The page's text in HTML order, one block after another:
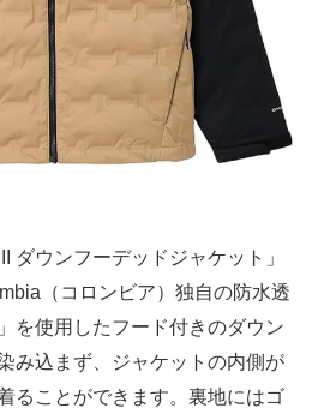
ウンフーデッドジャケット」
（コロンビア）独自の防水透
を使用したフード付きのダウン
み込まず、ジャケットの内側が
ることができます。裏地にはゴ